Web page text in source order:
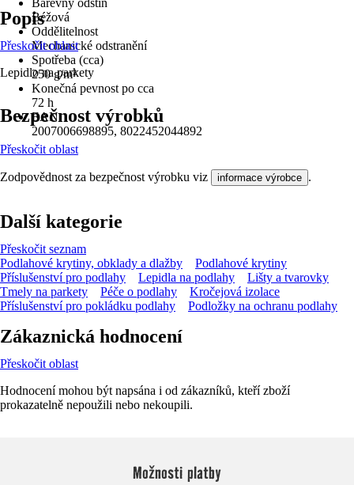
Barevný odstín
Béžová
Oddělitelnost
Mechanické odstranění
Spotřeba (cca)
250 g/m²
Konečná pevnost po cca
72 h
EAN
2007006698895, 8022452044892
Popis
Přeskočit oblast
Lepidlo na parkety
Bezpečnost výrobků
Přeskočit oblast
Zodpovědnost za bezpečnost výrobku viz informace výrobce .
Další kategorie
Přeskočit seznam
Podlahové krytiny, obklady a dlažby
Podlahové krytiny
Příslušenství pro podlahy
Lepidla na podlahy
Lišty a tvarovky
Tmely na parkety
Péče o podlahy
Kročejová izolace
Příslušenství pro pokládku podlahy
Podložky na ochranu podlahy
Zákaznická hodnocení
Přeskočit oblast
Hodnocení mohou být napsána i od zákazníků, kteří zboží
prokazatelně nepoužili nebo nekoupili.
Možnosti platby